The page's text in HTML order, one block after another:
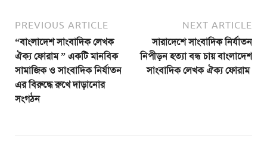
PREVIOUS ARTICLE
“বাংলাদেশ সাংবাদিক লেখক
ঐক্য ফোরাম ” একটি মানবিক
সামাজিক ও সাংবাদিক নির্যাতন
এর বিরুদ্ধে রুখে দাড়ানোর
সংগঠন
NEXT ARTICLE
সারাদেশে সাংবাদিক নির্যাতন
নিপীড়ন হত্যা বন্ধ চায় বাংলাদেশ
সাংবাদিক লেখক ঐক্য ফোরাম